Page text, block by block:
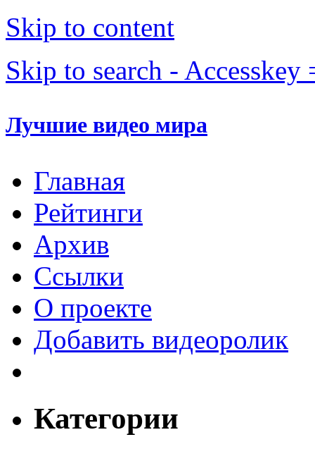
Skip to content
Skip to search - Accesskey
Лучшие видео мира
Главная
Рейтинги
Архив
Ссылки
О проекте
Добавить видеоролик
Категории